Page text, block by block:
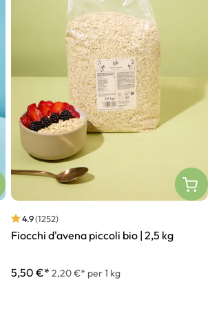
4.9(1252)
Fiocchi d'avena piccoli bio | 2,5 kg
5,50 €* 2,20 €* per 1 kg